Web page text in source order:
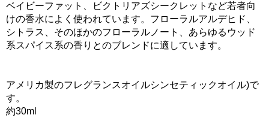
ベイビーファット、ビクトリアズシークレットなど若者向
けの香水によく使われています。フローラルアルデヒド、
シトラス、そのほかのフローラルノート、あらゆるウッド
系スパイス系の香りとのブレンドに適しています。
アメリカ製のフレグランスオイルシンセティックオイル)で
す。
約30ml